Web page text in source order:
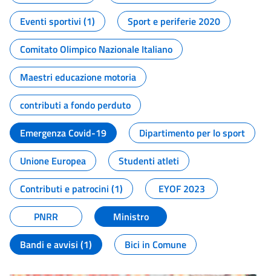
Eventi sportivi (1)
Sport e periferie 2020
Comitato Olimpico Nazionale Italiano
Maestri educazione motoria
contributi a fondo perduto
Emergenza Covid-19
Dipartimento per lo sport
Unione Europea
Studenti atleti
Contributi e patrocini (1)
EYOF 2023
PNRR
Ministro
Bandi e avvisi (1)
Bici in Comune